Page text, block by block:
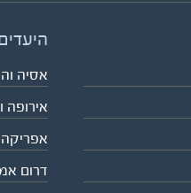
אסיה
אירופה
אפריקה
דרום